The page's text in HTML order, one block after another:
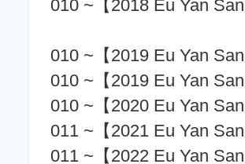
010 ~【2018 Eu Yan
010 ~【2019 Eu Yan
010 ~【2019 Eu Yan
010 ~【2020 Eu Yan
011 ~【2021 Eu Yan
011 ~【2022 Eu Yan